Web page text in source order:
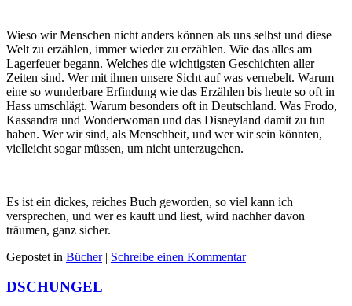
Wieso wir Menschen nicht anders können als uns selbst und diese
Welt zu erzählen, immer wieder zu erzählen. Wie das alles am
Lagerfeuer begann. Welches die wichtigsten Geschichten aller
Zeiten sind. Wer mit ihnen unsere Sicht auf was vernebelt. Warum
eine so wunderbare Erfindung wie das Erzählen bis heute so oft in
Hass umschlägt. Warum besonders oft in Deutschland. Was Frodo,
Kassandra und Wonderwoman und das Disneyland damit zu tun
haben. Wer wir sind, als Menschheit, und wer wir sein könnten,
vielleicht sogar müssen, um nicht unterzugehen.
Es ist ein dickes, reiches Buch geworden, so viel kann ich
versprechen, und wer es kauft und liest, wird nachher davon
träumen, ganz sicher.
Gepostet in Bücher | Schreibe einen Kommentar
DSCHUNGEL